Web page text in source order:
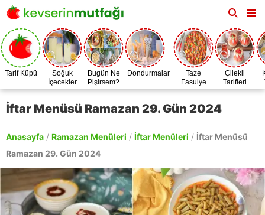
Tarif Küpü
Soğuk
İçecekler
Bugün Ne
Pişirsem?
Dondurmalar
Taze
Fasulye
Zamanı
Çilekli
Tarifleri
İftar Menüsü Ramazan 29. Gün 2024
Anasayfa / Ramazan Menüleri / İftar Menüleri / İftar Menüsü
Ramazan 29. Gün 2024